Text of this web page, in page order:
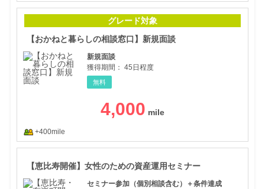
グレード対象
【おかねと暮らしの相談窓口】新規面談
新規面談
獲得期間： 45日程度
無料
4,000
+400mile
【恵比寿開催】女性のための資産運用セミナー
セミナー参加（個別相談含む）＋条件達成